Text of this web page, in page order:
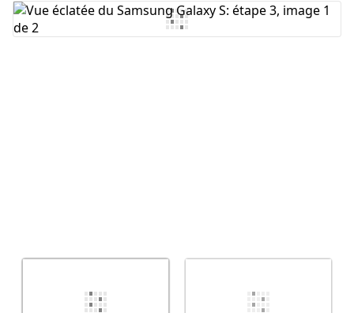
Ajouter un commentaire